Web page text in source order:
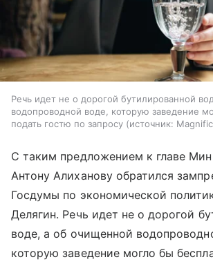
Речь идет не о дорогой бутилированной
водопроводной воде, которую заведение
подать гостю по запросу
источник:
С таким предложением к главе
Антону Алиханову обратился
Госдумы по экономической
Делягин. Речь идет не о дорогой
воде, а об очищенной
которую заведение могло бы